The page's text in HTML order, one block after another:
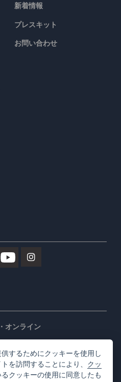
新着情報
プレスキット
お問い合わせ
オンライン
スクトップ
するためにクッキーを使用し
を訪問することにより、 クッ
クッキーの使用に同意したも